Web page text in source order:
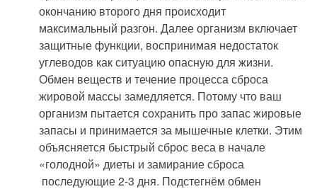
окончанию второго дня происходит
максимальный разгон. Далее организм включает
защитные функции, воспринимая недостаток
углеводов как ситуацию опасную для жизни.
Обмен веществ и течение процесса сброса
жировой массы замедляется. Потому что ваш
организм пытается сохранить про запас жировые
запасы и принимается за мышечные клетки. Этим
объясняется быстрый сброс веса в начале
«голодной» диеты и замирание сброса
последующие 2-3 дня. Подстегнём обмен